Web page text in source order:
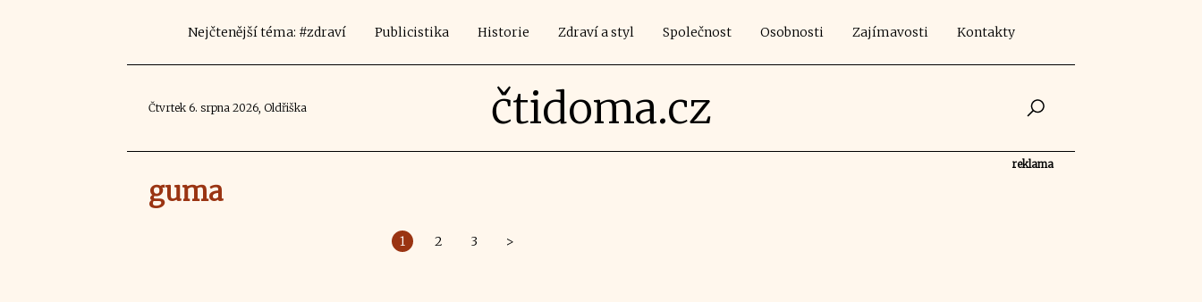
Nejčtenější téma: #zdraví Publicistika Historie Zdraví a styl Společnost Osobnosti Zajímavosti Kontakty
Čtvrtek 6. srpna 2026, Oldřiška čtidoma.cz
guma
1 2 3 >
reklama